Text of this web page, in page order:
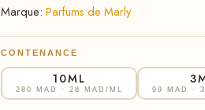
Marque: Parfums de Marly
CONTENANCE
10ML
280 MAD · 28 MAD/ML 99 MAD ·